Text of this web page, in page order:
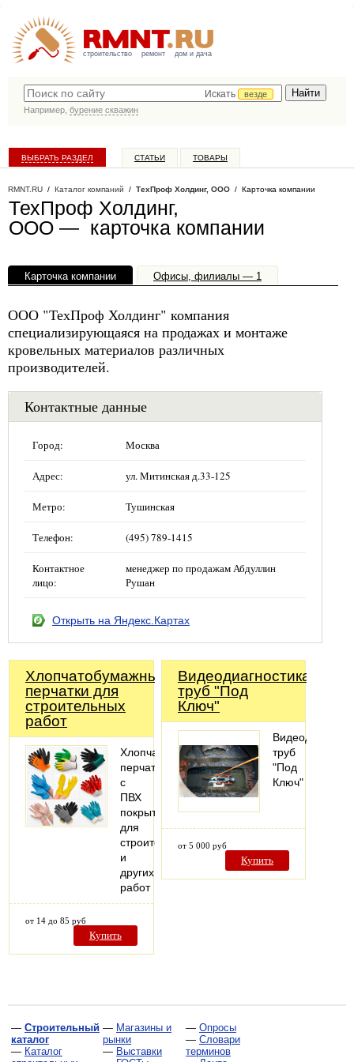
строительство ремонт дом и дача
Искать
везде
Например, бурение скважин
ВЫБРАТЬ РАЗДЕЛ СТАТЬИ ТОВАРЫ
RMNT.RU / Каталог компаний / ТехПроф Холдинг, ООО / Карточка компании
ТехПроф Холдинг,
ООО — карточка компании
Карточка компании Офисы, филиалы — 1
ООО "ТехПроф Холдинг" компания
специализирующаяся на продажах и монтаже
кровельных материалов различных
производителей.
Контактные данные
Город: Москва
Адрес: ул. Митинская д.33-125
Метро: Тушинская
Телефон: (495) 789-1415
Контактное
лицо:
менеджер по продажам Абдуллин
Рушан
Открыть на Яндекс.Картах
Хлопчатобумажные
перчатки для
строительных
работ
Хлопчатобумажные
перчатки
с
ПВХ
покрытием
для
строительных
и
других
работ
от 14 до 85 руб
Купить
Видеодиагностика
труб "Под
Ключ"
труб
"Под
Ключ"
от 5 000 руб
Купить
— Строительный
каталог
— Каталог
— Магазины и
рынки
— Выставки
— Опросы
— Словари
терминов